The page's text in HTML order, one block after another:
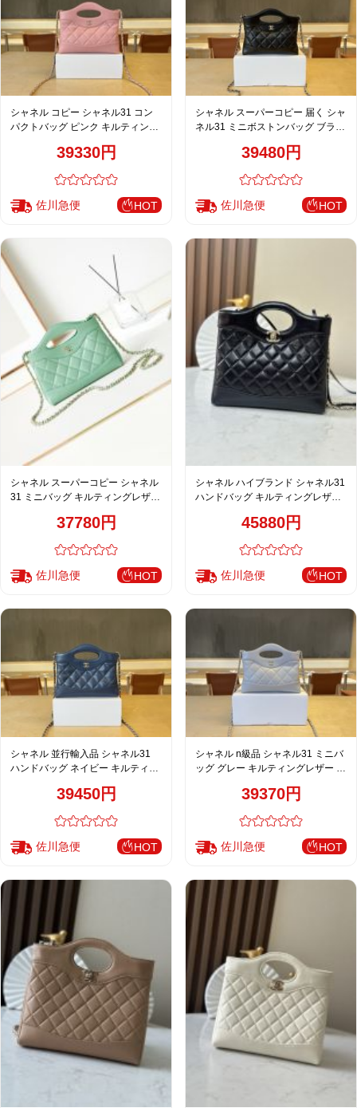
シャネル コピー シャネル31 コン
パクトバッグ ピンク キルティング
39330円
佐川急便 HOT
シャネル スーパーコピー 届く シャ
ネル31 ミニボストンバッグ ブラッ
39480円
佐川急便 HOT
シャネル スーパーコピー シャネル
31 ミニバッグ キルティングレザー
37780円
佐川急便 HOT
シャネル ハイブランド シャネル31
ハンドバッグ キルティングレザー
45880円
佐川急便 HOT
シャネル 並行輸入品 シャネル31
ハンドバッグ ネイビー キルティン
39450円
佐川急便 HOT
シャネル n級品 シャネル31 ミニバ
ッグ グレー キルティングレザー 上
39370円
佐川急便 HOT